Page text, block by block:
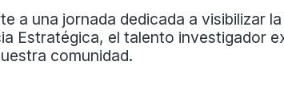
a una jornada dedicada a visibilizar
Estratégica, el talento investigador
comunidad.